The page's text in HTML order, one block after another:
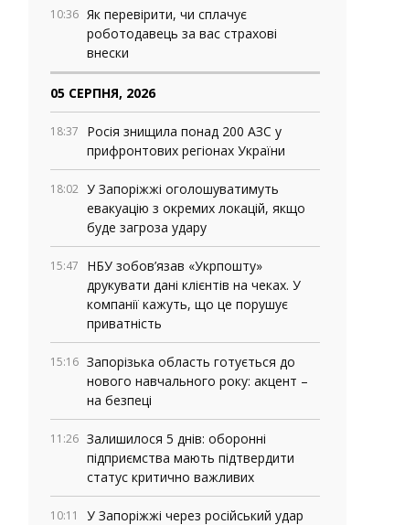
10:36 Як перевірити, чи сплачує
роботодавець за вас страхові
внески
05 СЕРПНЯ, 2026
18:37
Росія знищила понад 200 АЗС у
прифронтових регіонах України
18:02 У Запоріжжі оголошуватимуть
евакуацію з окремих локацій, якщо
буде загроза удару
15:47
НБУ зобов’язав «Укрпошту»
друкувати дані клієнтів на чеках. У
компанії кажуть, що це порушує
приватність
15:16 Запорізька область готується до
нового навчального року: акцент –
на безпеці
11:26 Залишилося 5 днів: оборонні
підприємства мають підтвердити
статус критично важливих
10:11
У Запоріжжі через російський удар